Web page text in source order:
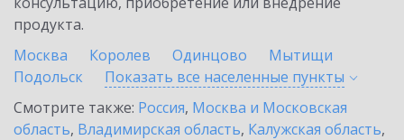
продукта.
Москва
Королев Одинцово
Мытищи
Подольск
Показать все населенные пункты
Смотрите также: Россия, Москва и Московская
область, Владимирская область, Калужская область,